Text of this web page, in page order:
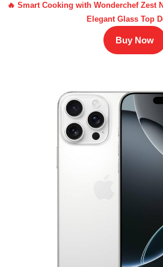
🔥 Smart Cooking with Wonderchef Zest
Elegant Glass Top
Buy Now